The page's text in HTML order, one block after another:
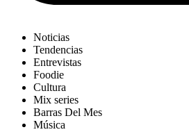
Noticias
Tendencias
Entrevistas
Foodie
Cultura
Mix series
Barras Del Mes
Música